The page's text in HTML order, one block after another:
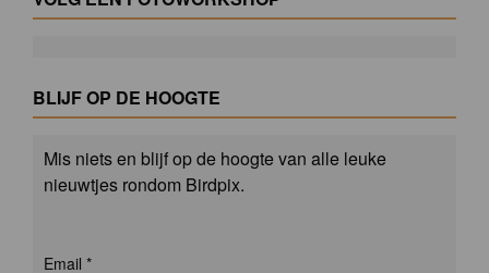
BLIJF OP DE HOOGTE
Mis niets en blijf op de hoogte van alle leuke
nieuwtjes rondom Birdpix.
Email *